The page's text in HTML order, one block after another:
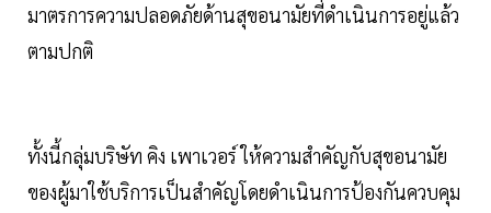
มาตรการความปลอดภัยด้านสุขอนามัยที่ดำเนินการอยู่แล้ว
ตามปกติ
ทั้งนี้กลุ่มบริษัท คิง เพาเวอร์ ให้ความสำคัญกับสุขอนามัย
ของผู้มาใช้บริการเป็นสำคัญโดยดำเนินการป้องกันควบคุม